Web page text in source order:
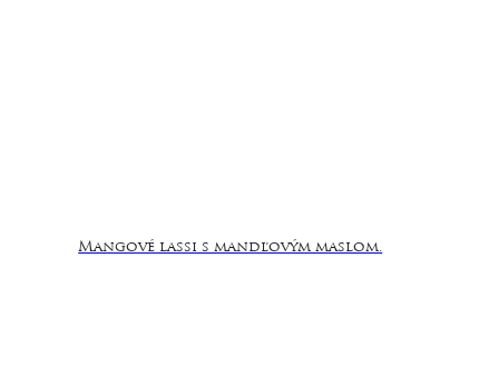
Mangové lassi s mandľovým maslom.